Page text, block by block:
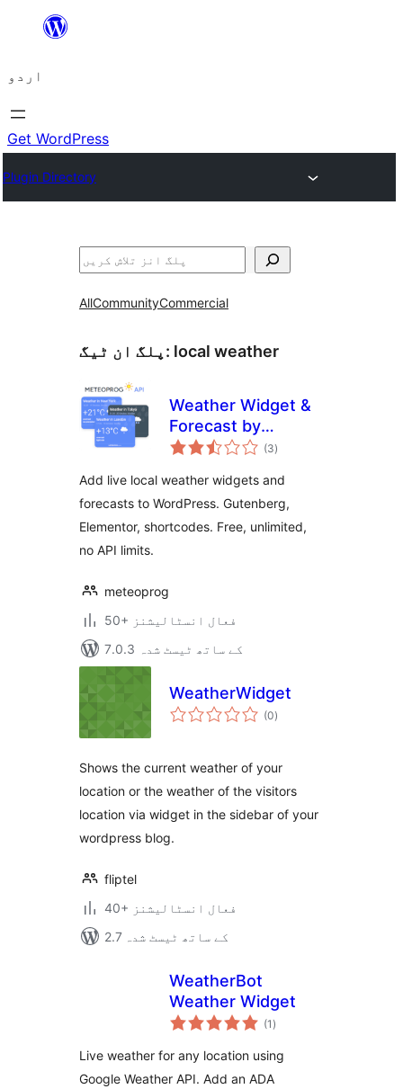
چھوڑیں
پر
جائیں
اردو
Get WordPress
Plugin Directory
تلاش
AllCommunityCommercial
پلگ ان ٹیگ: local weather
Weather Widget &
Forecast by
Meteoprog
(3مجموعی
درجہ
)
Add live local weather widgets and
forecasts to WordPress. Gutenberg,
Elementor, shortcodes. Free, unlimited,
no API limits.
meteoprog
50+ فعال انسٹالیشنز
7.0.3 کے ساتھ ٹیسٹ شدہ
WeatherWidget
(0مجموعی
درجہ
)
Shows the current weather of your
location or the weather of the visitors
location via widget in the sidebar of your
wordpress blog.
fliptel
40+ فعال انسٹالیشنز
2.7 کے ساتھ ٹیسٹ شدہ
WeatherBot
Weather Widget
(1 مجموعی
درجہ
)
Live weather for any location using
Google Weather API. Add an ADA